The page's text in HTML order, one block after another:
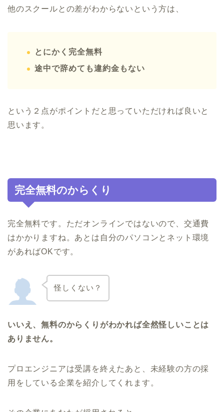
他のスクールとの差がわからないという方は、
とにかく完全無料
途中で辞めても違約金もない
という２点がポイントだと思っていただければ良いと
思います。
完全無料のからくり
完全無料です。ただオンラインではないので、交通費
はかかりますね。あとは自分のパソコンとネット環境
があればOKです。
怪しくない？
いいえ、無料のからくりがわかれば全然怪しいことは
ありません。
プロエンジニアは受講を終えたあと、未経験の方の採
用をしている企業を紹介してくれます。